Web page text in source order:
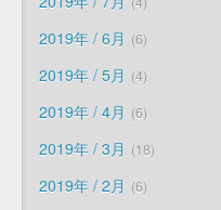
2019年 / 6月 6
2019年 / 5月 4
2019年 / 4月 6
2019年 / 3月 18
2019年 / 2月 6